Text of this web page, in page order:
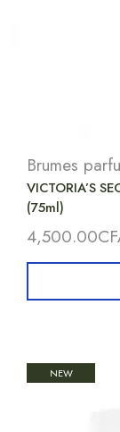
Brumes
VICTORIA’S
(75ml)
4,500.00
NEW